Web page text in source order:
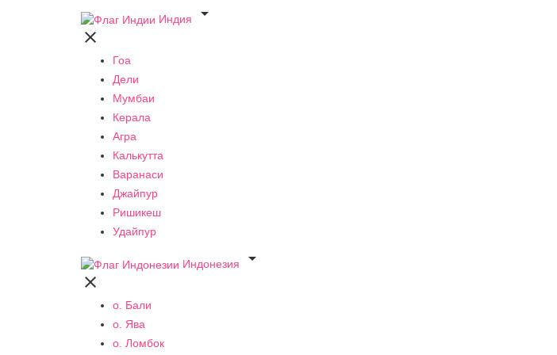
Индия


Гоа
Дели
Мумбаи
Керала
Агра
Калькутта
Варанаси
Джайпур
Ришикеш
Удайпур
Индонезия


о. Бали
о. Ява
о. Ломбок